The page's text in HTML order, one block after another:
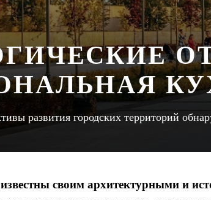
развития городских территорий
своим архитектурными и